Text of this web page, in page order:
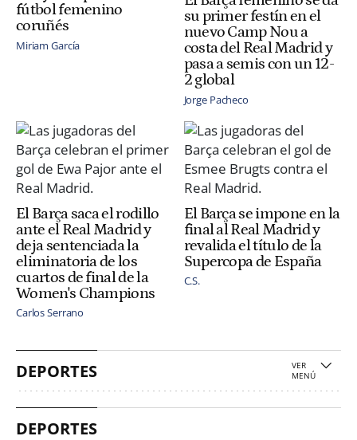
fútbol femenino
coruñés
Miriam García
su primer festín en el
nuevo Camp Nou a
costa del Real Madrid y
pasa a semis con un 12-
2 global
Jorge Pacheco
El Barça saca el rodillo
ante el Real Madrid y
deja sentenciada la
eliminatoria de los
cuartos de final de la
Women's Champions
Carlos Serrano
El Barça se impone en la
final al Real Madrid y
revalida el título de la
Supercopa de España
C.S.
DEPORTES
DEPORTES